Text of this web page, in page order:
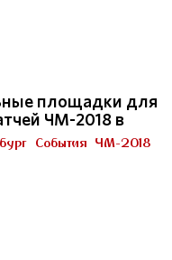
площадки для
ЧМ-2018 в
События ЧМ-2018